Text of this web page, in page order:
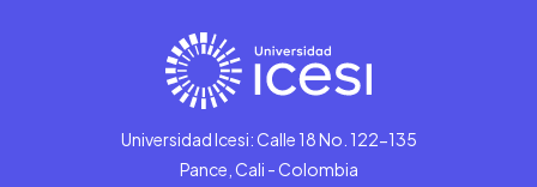
Universidad Icesi: Calle 18 No. 122-135
Pance, Cali - Colombia